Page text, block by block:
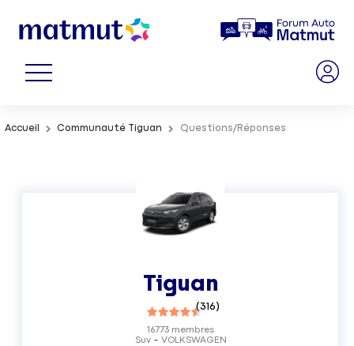
Accueil Communauté Tiguan Questions/Réponses
Tiguan
(316)
Suv VOLKSWAGEN
16773membres